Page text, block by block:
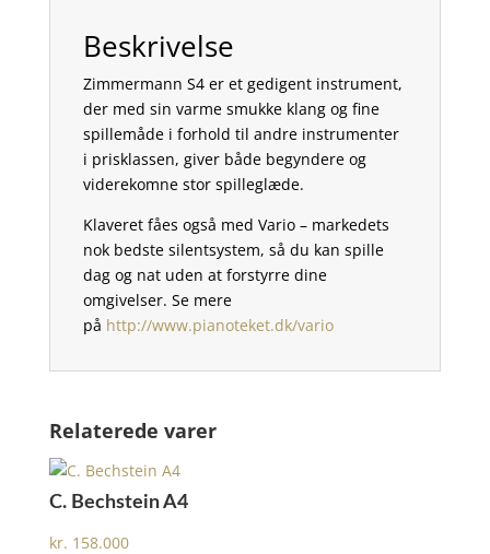
Beskrivelse
Zimmermann S4 er et gedigent instrument,
der med sin varme smukke klang og fine
spillemåde i forhold til andre instrumenter
i prisklassen, giver både begyndere og
viderekomne stor spilleglæde.
Klaveret fåes også med Vario – markedets
nok bedste silentsystem, så du kan spille
dag og nat uden at forstyrre dine
omgivelser. Se mere
på http://www.pianoteket.dk/vario
Relaterede varer
C. Bechstein A4
kr. 158.000